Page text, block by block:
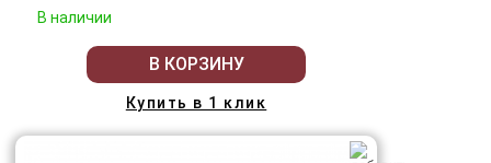
В наличии
В КОРЗИНУ
Купить в 1 клик